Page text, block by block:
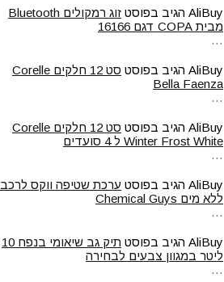
AliBuy הגיב בפוסט
זוג רמקולים Bluetooth
מבית COPA דגם 16166
…
AliBuy הגיב בפוסט
סט 12 חלקים Corelle
Bella Faenza
…
AliBuy הגיב בפוסט
סט 12 חלקים Corelle
Winter Frost White ל 4 סועדים
…
AliBuy הגיב בפוסט ערכת שטיפה ווקס לרכב
ללא מים Chemical Guys
…
AliBuy הגיב בפוסט
תיק גב שיאומי בנפח 10
ליטר במגוון צבעים לבחירה
…